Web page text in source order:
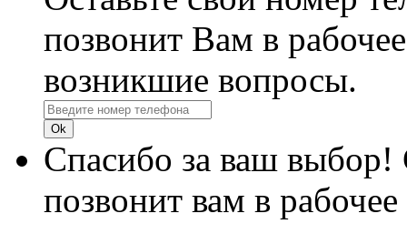
позвонит Вам в
возникшие вопросы.
Спасибо за ваш
позвонит вам в